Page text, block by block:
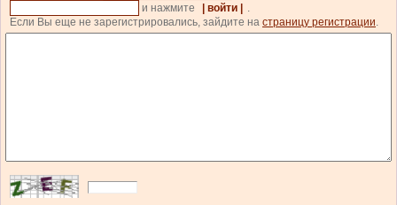
и нажмите
| войти |
.
Если Вы еще не зарегистрировались, зайдите на страницу регистрации.